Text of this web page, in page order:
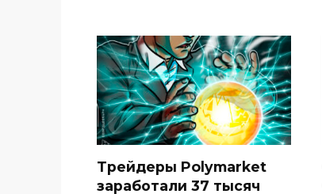
Трейдеры Polymarket
заработали 37 тысяч